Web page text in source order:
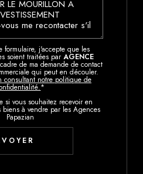
formulaire, j'accepte que les
soient traitées par AGENCE
de ma demande de contact
qui peut en découler.
consultant notre politique de
*
si vous souhaitez recevoir en
biens à vendre par les Agences
Papazian